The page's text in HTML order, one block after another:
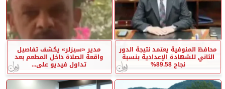
محافظ المنوفية يعتمد نتيجة الدور
الثاني للشهادة الإعدادية بنسبة
نجاح 89.58%
مدير «سيزلر» يكشف تفاصيل
واقعة الصلاة داخل المطعم بعد
تداول فيديو على...